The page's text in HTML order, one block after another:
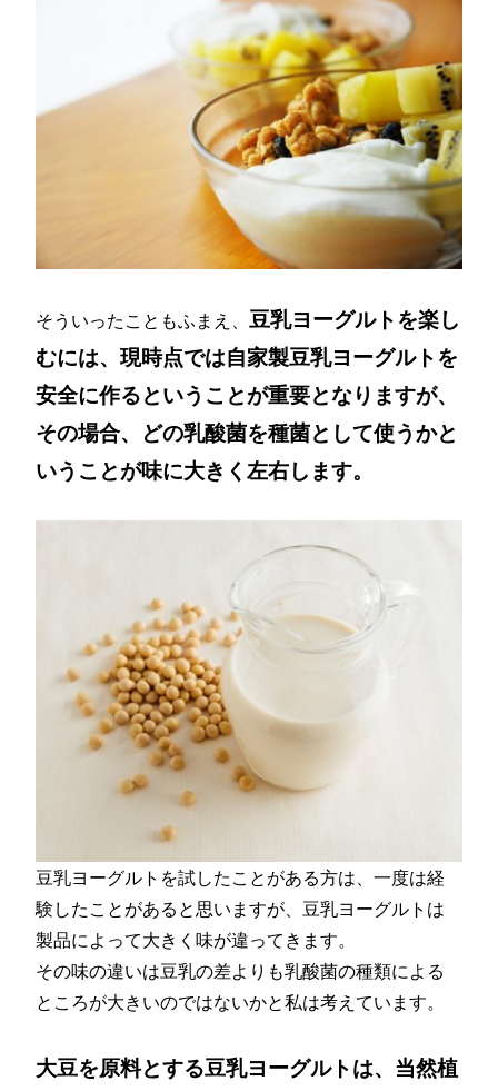
そういったこともふまえ、豆乳ヨーグルトを楽し
むには、現時点では自家製豆乳ヨーグルトを
安全に作るということが重要となりますが、
その場合、どの乳酸菌を種菌として使うかと
いうことが味に大きく左右します。
豆乳ヨーグルトを試したことがある方は、一度は経
験したことがあると思いますが、豆乳ヨーグルトは
製品によって大きく味が違ってきます。
その味の違いは豆乳の差よりも乳酸菌の種類による
ところが大きいのではないかと私は考えています。
大豆を原料とする豆乳ヨーグルトは、当然植